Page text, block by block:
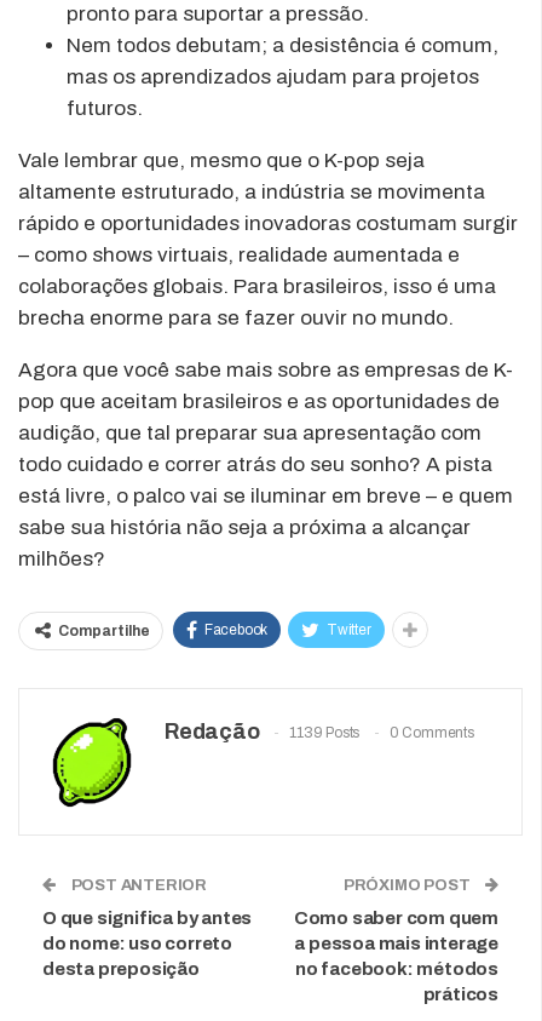
pronto para suportar a pressão.
Nem todos debutam; a desistência é comum,
mas os aprendizados ajudam para projetos
futuros.
Vale lembrar que, mesmo que o K-pop seja
altamente estruturado, a indústria se movimenta
rápido e oportunidades inovadoras costumam surgir
– como shows virtuais, realidade aumentada e
colaborações globais. Para brasileiros, isso é uma
brecha enorme para se fazer ouvir no mundo.
Agora que você sabe mais sobre as empresas de K-
pop que aceitam brasileiros e as oportunidades de
audição, que tal preparar sua apresentação com
todo cuidado e correr atrás do seu sonho? A pista
está livre, o palco vai se iluminar em breve – e quem
sabe sua história não seja a próxima a alcançar
milhões?
Compartilhe Facebook Twitter
Redação 1139 Posts 0 Comments
POST ANTERIOR
O que significa by antes
do nome: uso correto
desta preposição
PRÓXIMO POST
Como saber com quem
a pessoa mais interage
no facebook: métodos
práticos